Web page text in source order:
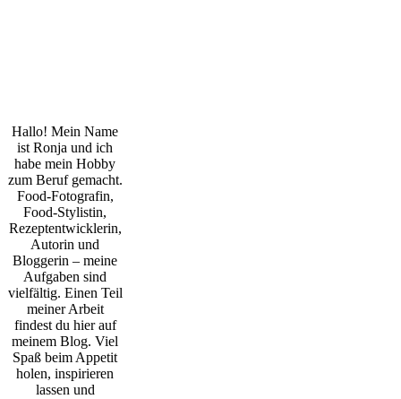
Hallo! Mein Name
ist Ronja und ich
habe mein Hobby
zum Beruf gemacht.
Food-Fotografin,
Food-Stylistin,
Rezeptentwicklerin,
Autorin und
Bloggerin – meine
Aufgaben sind
vielfältig. Einen Teil
meiner Arbeit
findest du hier auf
meinem Blog. Viel
Spaß beim Appetit
holen, inspirieren
lassen und